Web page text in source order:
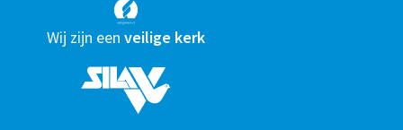
Wij zijn een veilige kerk